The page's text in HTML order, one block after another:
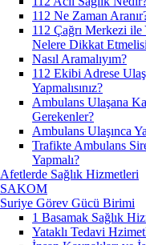
112 Ne Zaman
112 Çağrı Merkezi ile
Nelere Dikkat
Nasıl Aramalıyım?
112 Ekibi Adrese
Yapmalısınız?
Ambulans Ulaşana
Gerekenler?
Ambulans Ulaşınca
Trafikte Ambulans
Yapmalı?
Afetlerde Sağlık Hizmetleri
SAKOM
Suriye Görev Gücü Birimi
1 Basamak Sağlık
Yataklı Tedavi